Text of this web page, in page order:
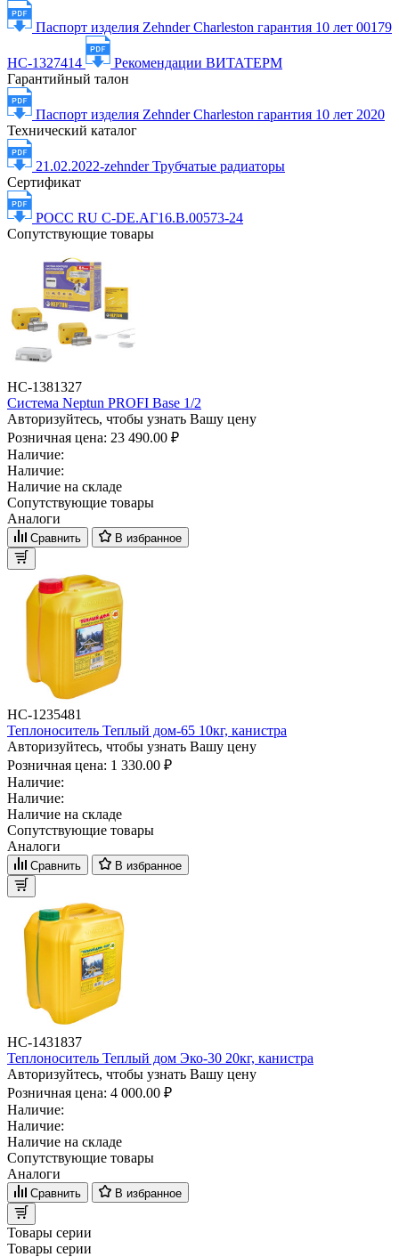
Паспорт изделия Zehnder Charleston гарантия 10 лет 00179
НС-1327414
Рекомендации ВИТАТЕРМ
Гарантийный талон
Паспорт изделия Zehnder Charleston гарантия 10 лет 2020
Технический каталог
21.02.2022-zehnder Трубчатые радиаторы
Сертификат
РОСС RU С-DE.АГ16.В.00573-24
Сопутствующие товары
НС-1381327
Система Neptun PROFI Base 1/2
Авторизуйтесь, чтобы узнать Вашу цену
Розничная цена: 23 490.00 ₽
Наличие:
Наличие:
Наличие на складе
Сопутствующие товары
Аналоги
Сравнить В избранное
НС-1235481
Теплоноситель Теплый дом-65 10кг, канистра
Авторизуйтесь, чтобы узнать Вашу цену
Розничная цена: 1 330.00 ₽
Наличие:
Наличие:
Наличие на складе
Сопутствующие товары
Аналоги
Сравнить В избранное
НС-1431837
Теплоноситель Теплый дом Эко-30 20кг, канистра
Авторизуйтесь, чтобы узнать Вашу цену
Розничная цена: 4 000.00 ₽
Наличие:
Наличие:
Наличие на складе
Сопутствующие товары
Аналоги
Сравнить В избранное
Товары серии
Товары серии